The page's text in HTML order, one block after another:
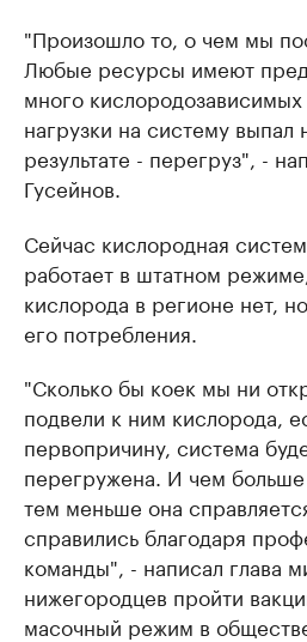
"Произошло то, о чем мы
Любые ресурсы имеют
много
нагрузки на систему выпал
результате - перегруз", -
Гусейнов.
Сейчас кислородная
работает в штатном
кислорода в регионе нет,
его потребления.
"Сколько бы коек мы ни
подвели к ним кислорода,
первопричину, система
перегружена. И чем
тем меньше она
справились благодаря
команды", - написал глава
нижегородцев пройти
масочный режим в